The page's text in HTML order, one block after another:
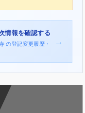
情報を確認する
登記変更履歴・
→